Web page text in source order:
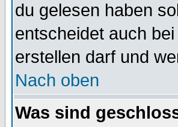
du gelesen haben
entscheidet auch
erstellen darf und
Nach oben
Was sind